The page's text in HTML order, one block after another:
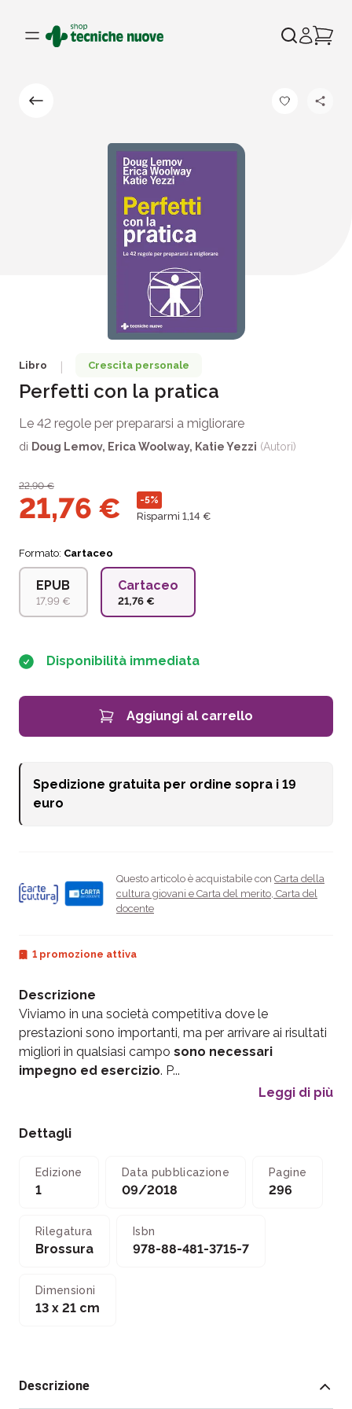
Libro Crescita personale
Perfetti con la pratica
Le 42 regole per prepararsi a migliorare
di Doug Lemov, Erica Woolway, Katie Yezzi (Autori)
22,90€
21,76 € -5%
Risparmi 1,14 €
Formato: Cartaceo
EPUB
17,99 €
Cartaceo
21,76 €
Disponibilità immediata
Aggiungi al carrello
Spedizione gratuita per ordine sopra i 19
euro
Questo articolo è acquistabile con Carta della
cultura giovani e Carta del merito, Carta del
docente
1 promozione attiva
Descrizione
Viviamo in una società competitiva dove le
prestazioni sono importanti, ma per arrivare ai risultati
migliori in qualsiasi campo sono necessari
impegno ed esercizio. P...
Leggi di più
Dettagli
Edizione
1
Data pubblicazione
09/2018
Pagine
296
Rilegatura
Brossura
Isbn
978-88-481-3715-7
Dimensioni
13 x 21 cm
Descrizione